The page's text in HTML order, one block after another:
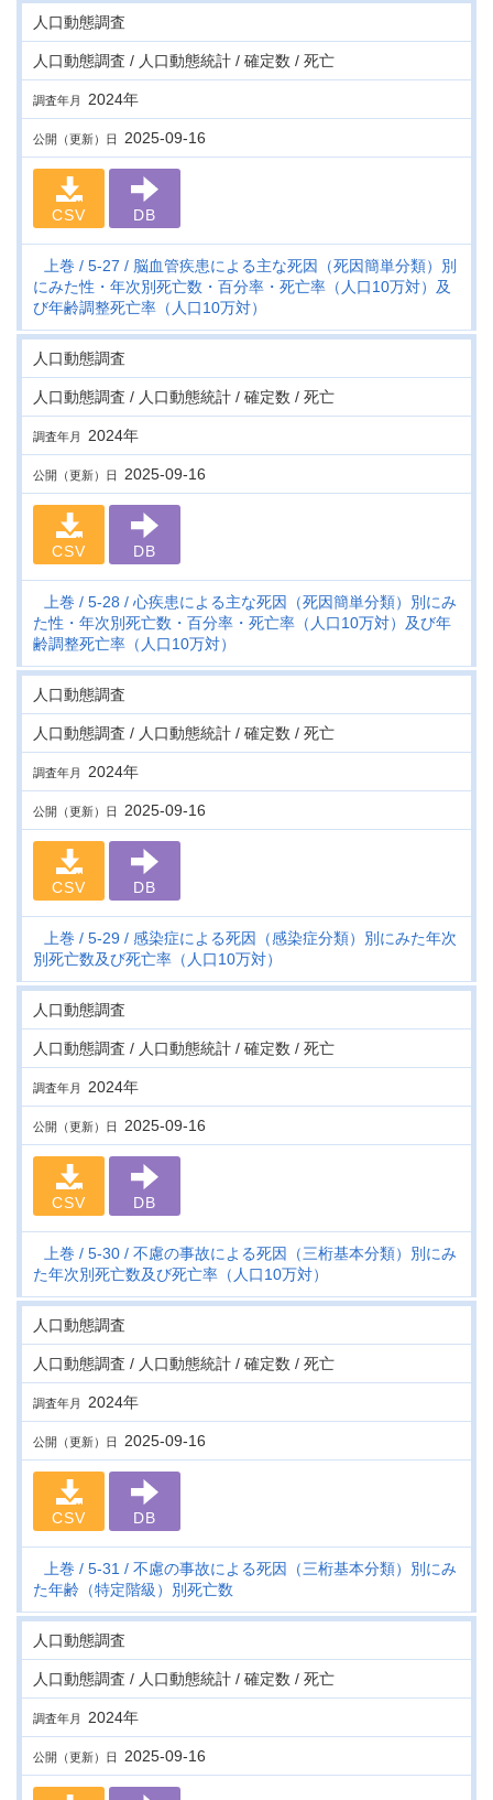
人口動態調査
人口動態調査 / 人口動態統計 / 確定数 / 死亡
調査年月 2024年
公開（更新）日 2025-09-16
CSV DB
上巻 5-27
脳血管疾患による主な死因（死因簡単分類）別
にみた性・年次別死亡数・百分率・死亡率（人口10万対）及
び年齢調整死亡率（人口10万対）
人口動態調査
人口動態調査 / 人口動態統計 / 確定数 / 死亡
調査年月 2024年
公開（更新）日 2025-09-16
CSV DB
上巻 5-28
心疾患による主な死因（死因簡単分類）別にみ
た性・年次別死亡数・百分率・死亡率（人口10万対）及び年
齢調整死亡率（人口10万対）
人口動態調査
人口動態調査 / 人口動態統計 / 確定数 / 死亡
調査年月 2024年
公開（更新）日 2025-09-16
CSV DB
上巻 5-29
感染症による死因（感染症分類）別にみた年次
別死亡数及び死亡率（人口10万対）
人口動態調査
人口動態調査 / 人口動態統計 / 確定数 / 死亡
調査年月 2024年
公開（更新）日 2025-09-16
CSV DB
上巻 5-30
不慮の事故による死因（三桁基本分類）別にみ
た年次別死亡数及び死亡率（人口10万対）
人口動態調査
人口動態調査 / 人口動態統計 / 確定数 / 死亡
調査年月 2024年
公開（更新）日 2025-09-16
CSV DB
上巻 5-31
不慮の事故による死因（三桁基本分類）別にみ
た年齢（特定階級）別死亡数
人口動態調査
人口動態調査 / 人口動態統計 / 確定数 / 死亡
調査年月 2024年
公開（更新）日 2025-09-16